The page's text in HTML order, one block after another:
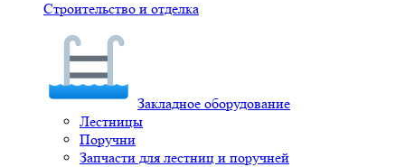
Строительство и отделка
Закладное оборудование
Лестницы
Поручни
Запчасти для лестниц и поручней